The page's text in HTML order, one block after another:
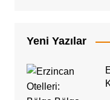
Yeni Yazılar